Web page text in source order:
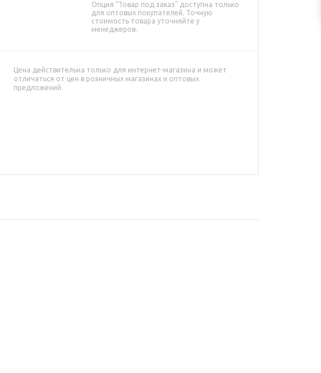
Опция "Товар под заказ" доступна только
для оптовых покупателей. Точную
стоимость товара уточняйте у
менеджеров.
Цена действительна только для интернет-магазина и может
отличаться от цен в розничных магазинах и оптовых
предложений.